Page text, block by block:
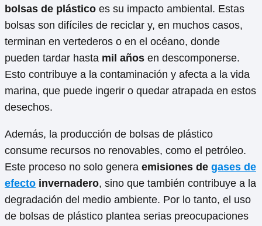
bolsas de plástico es su impacto ambiental. Estas
bolsas son difíciles de reciclar y, en muchos casos,
terminan en vertederos o en el océano, donde
pueden tardar hasta mil años en descomponerse.
Esto contribuye a la contaminación y afecta a la vida
marina, que puede ingerir o quedar atrapada en estos
desechos.
Además, la producción de bolsas de plástico
consume recursos no renovables, como el petróleo.
Este proceso no solo genera emisiones de gases de
efecto invernadero, sino que también contribuye a la
degradación del medio ambiente. Por lo tanto, el uso
de bolsas de plástico plantea serias preocupaciones